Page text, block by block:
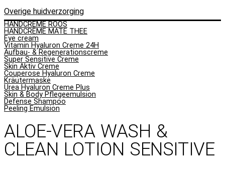
Overige huidverzorging
HANDCRÈME ROOS
HANDCRÈME MATE THEE
Eye cream
Vitamin Hyaluron Creme 24H
Aufbau- & Regenerationscreme
Super Sensitive Creme
Skin Aktiv Creme
Couperose Hyaluron Creme
Kräutermaske
Urea Hyaluron Creme Plus
Skin & Body Pflegeemulsion
Defense Shampoo
Peeling Emulsion
ALOE-VERA WASH &
CLEAN LOTION SENSITIVE